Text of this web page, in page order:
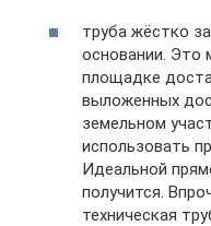
труба жёстко
основании. Это
площадке
выложенных
земельном
использовать
Идеальной
получится.
техническая